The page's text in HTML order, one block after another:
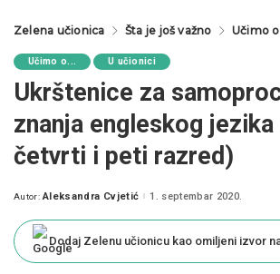
Zelena učionica Šta je još važno Učimo
Učimo o... U učionici
Ukrštenice za
znanja engleskog jezika
četvrti i peti razred)
Posted
Autor: Aleksandra Cvjetić 1. septembar 2020.
Dodaj Zelenu učionicu kao omiljeni izvor